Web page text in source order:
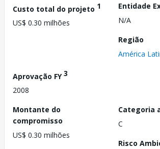
Custo total do projeto 1
US$ 0.30 milhões
Entidade
N/A
Região
América
Aprovação FY3
2008
Montante do
compromisso
US$ 0.30 milhões
Categoria
C
Risco